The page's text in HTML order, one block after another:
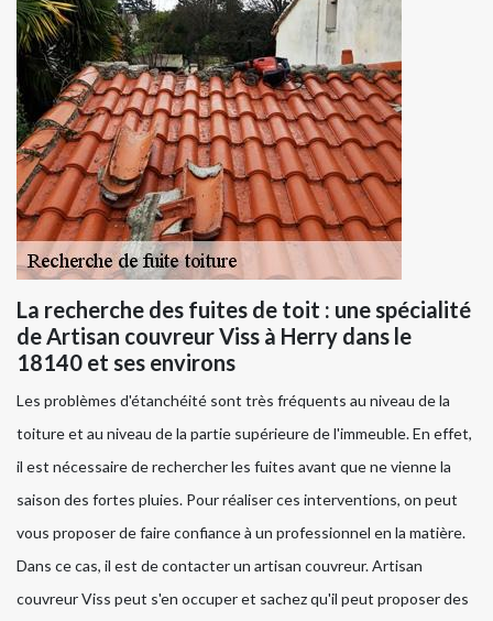
La recherche des fuites de toit : une spécialité
de Artisan couvreur Viss à Herry dans le
18140 et ses environs
Les problèmes d'étanchéité sont très fréquents au niveau de la
toiture et au niveau de la partie supérieure de l'immeuble. En effet,
il est nécessaire de rechercher les fuites avant que ne vienne la
saison des fortes pluies. Pour réaliser ces interventions, on peut
vous proposer de faire confiance à un professionnel en la matière.
Dans ce cas, il est de contacter un artisan couvreur. Artisan
couvreur Viss peut s'en occuper et sachez qu'il peut proposer des